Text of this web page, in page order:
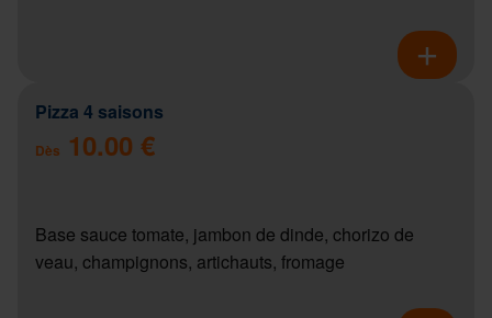
Pizza 4 saisons
Dès 10.00 €
Base sauce tomate, jambon de dinde, chorizo de
veau, champignons, artichauts, fromage